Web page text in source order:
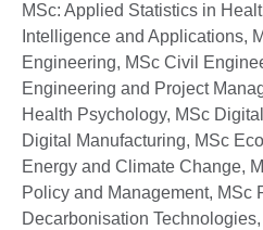
MSc: Applied Statistics in
Intelligence and Applications,
Engineering, MSc Civil
Engineering and Project
Health Psychology, MSc
Digital Manufacturing, MSc
Energy and Climate Change,
Policy and Management, MSc
Decarbonisation